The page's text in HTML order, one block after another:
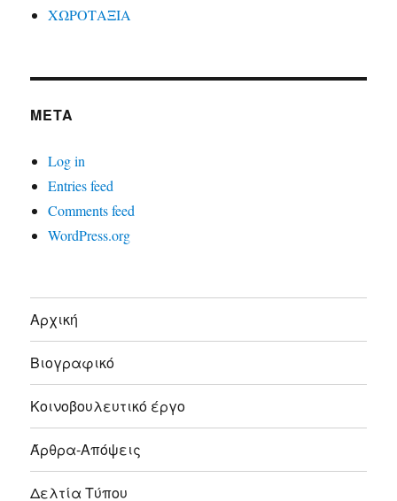
ΧΩΡΟΤΑΞΙΑ
META
Log in
Entries feed
Comments feed
WordPress.org
Αρχική
Βιογραφικό
Κοινοβουλευτικό έργο
Άρθρα-Απόψεις
Δελτία Τύπου